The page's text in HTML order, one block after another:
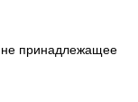
принадлежащее